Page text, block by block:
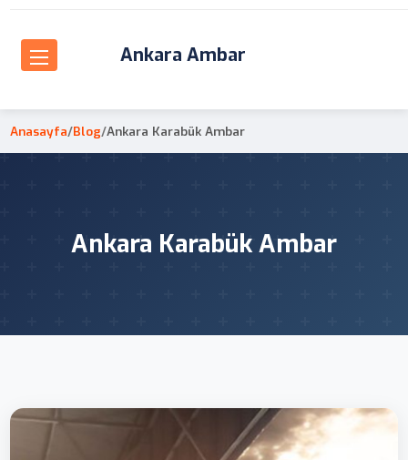
Ankara Ambar
Anasayfa/Blog/Ankara Karabük Ambar
Ankara Karabük Ambar